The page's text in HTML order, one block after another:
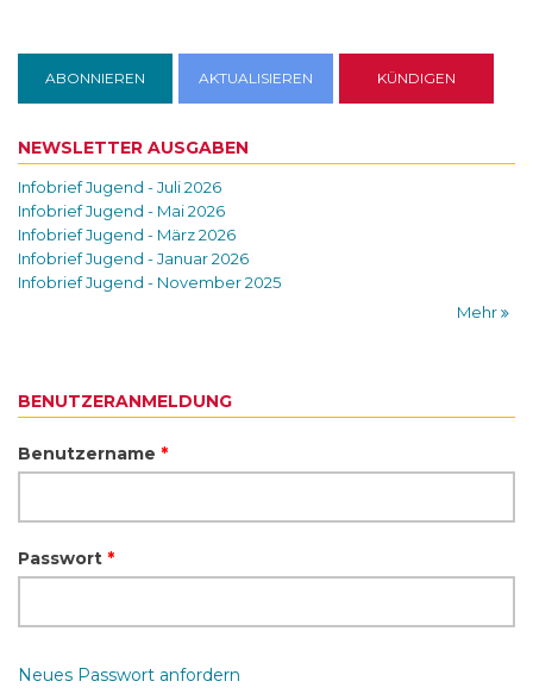
NEWSLETTER AUSGABEN
Infobrief Jugend - Juli 2026
Infobrief Jugend - Mai 2026
Infobrief Jugend - März 2026
Infobrief Jugend - Januar 2026
Infobrief Jugend - November 2025
Mehr
BENUTZERANMELDUNG
Benutzername *
Passwort *
Neues Passwort anfordern